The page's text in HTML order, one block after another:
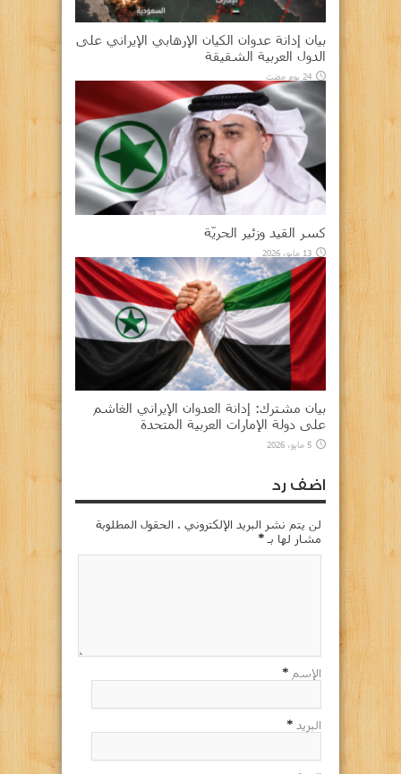
بيان إدانة عدوان الكيان الإرهابي الإيراني على
الدول العربية الشقيقة
24 يوم مضت
كسر القيد وزئير الحريّة
13 مايو، 2026
بيان مشترك: إدانة العدوان الإيراني الغاشم
على دولة الإمارات العربية المتحدة
5 مايو، 2026
اضف رد
لن يتم نشر البريد الإلكتروني . الحقول المطلوبة
مشار لها بـ *
الإسم *
البريد *